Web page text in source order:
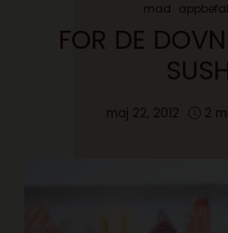
mad
FOR DE
maj 22, 2012 2